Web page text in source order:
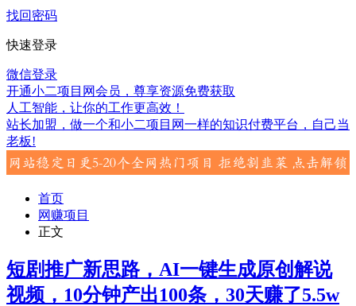
找回密码
快速登录
微信登录
开通小二项目网会员，尊享资源免费获取
人工智能，让你的工作更高效！
站长加盟，做一个和小二项目网一样的知识付费平台，自己当
老板!
首页
网赚项目
正文
短剧推广新思路，AI一键生成原创解说
视频，10分钟产出100条，30天赚了5.5w